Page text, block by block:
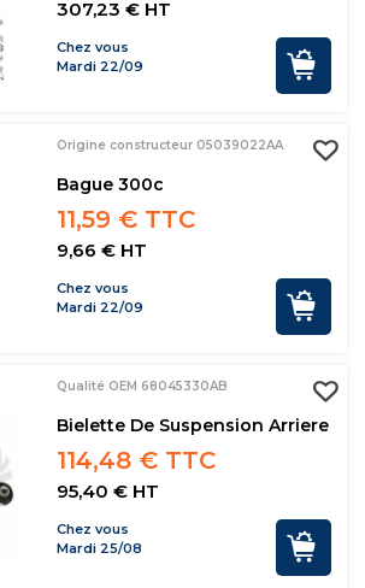
307,23 € HT
Chez vous
Mardi 22/09
Origine constructeur 05039022AA
Bague 300c
11,59 € TTC
9,66 € HT
Chez vous
Mardi 22/09
Qualité OEM 68045330AB
Bielette De Suspension Arriere
114,48 € TTC
95,40 € HT
Chez vous
Mardi 25/08